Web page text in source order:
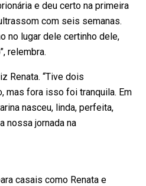
e deu certo na primeira
com seis semanas.
no lugar dele certinho dele,
relembra.
Renata. “Tive dois
mas fora isso foi tranquila. Em
nasceu, linda, perfeita,
nossa jornada na
casais como Renata e